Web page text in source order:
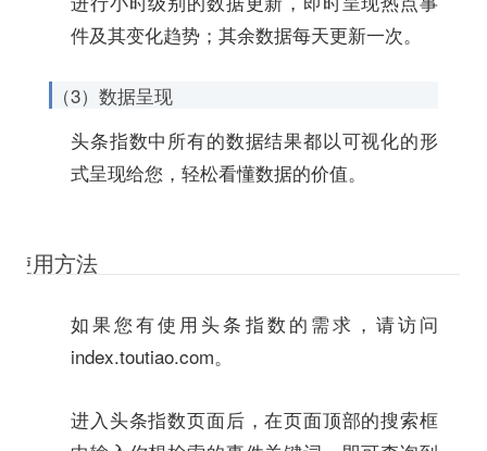
件及其变化趋势；其余数据每天更新一次。
（3）数据呈现
头条指数中所有的数据结果都以可视化的形
式呈现给您，轻松看懂数据的价值。
使用方法
如果您有使用头条指数的需求，请访问
index.toutiao.com。
进入头条指数页面后，在页面顶部的搜索框